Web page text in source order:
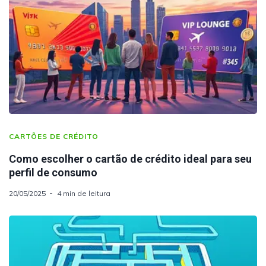
CARTÕES DE CRÉDITO
Como escolher o cartão de crédito ideal para seu
perfil de consumo
20/05/2025 4 min de leitura